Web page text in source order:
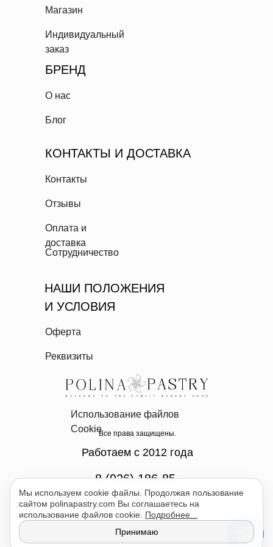
БРЕНД
КОНТАКТЫ И ДОСТАВКА
Работаем с 2012 года
Магазин
Индивидуальный
заказ
О нас
Блог
Контакты
Отзывы
Оплата и
доставка
Сотрудничество
НАШИ ПОЛОЖЕНИЯ
И УСЛОВИЯ
Оферта
8 (926) 186-85-
07
Все права защищены.
Реквизиты
Использование файлов
Cookie
Мы используем cookie файлы. Продолжая пользование
сайтом polinapastry.com Вы соглашаетесь на
использование файлов cookie. Подробнее...
Принимаю